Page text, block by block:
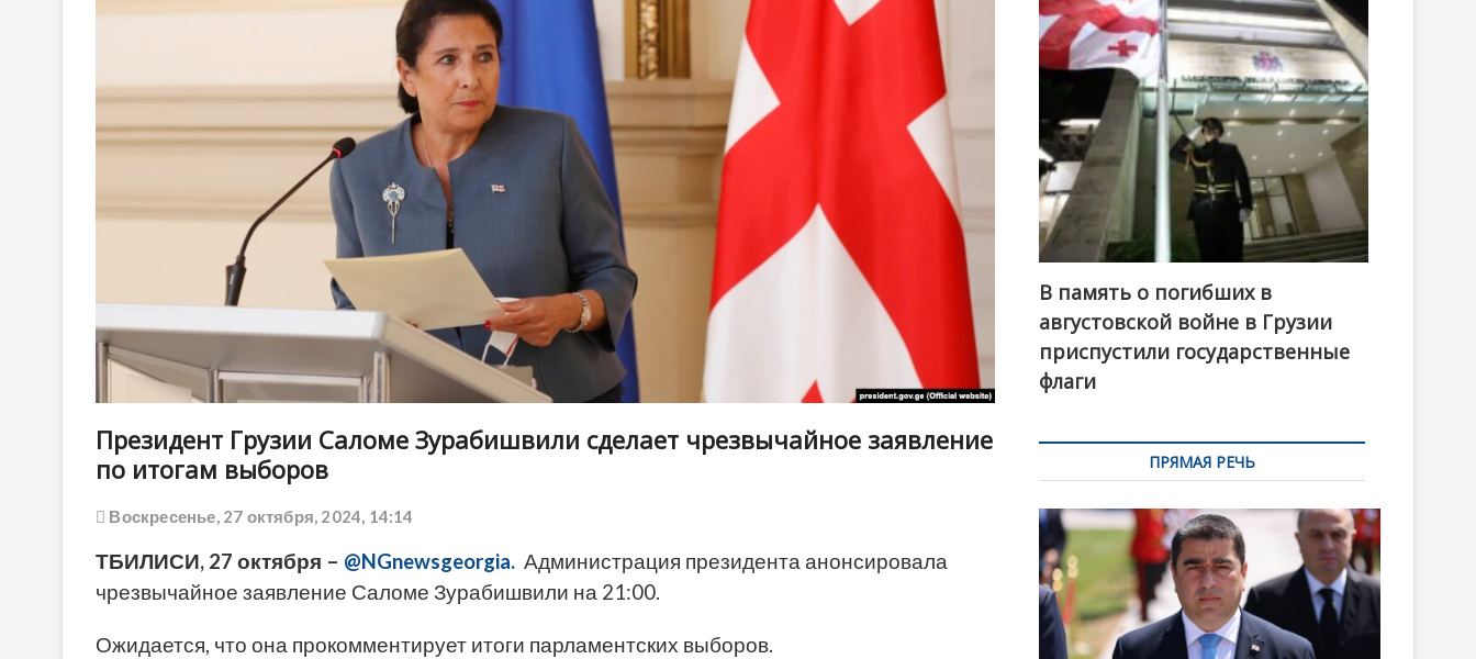
o
n
Президент Грузии Саломе Зурабишвили сделает чрезвычайное заявление
по итогам выборов
Воскресенье, 27 октября, 2024, 14:14
ТБИЛИСИ, 27 октября – @NGnewsgeorgia. Администрация президента анонсировала
чрезвычайное заявление Саломе Зурабишвили на 21:00.
Ожидается, что она прокомментирует итоги парламентских выборов.
В память о погибших в
августовской войне в Грузии
приспустили государственные
флаги
ПРЯМАЯ РЕЧЬ